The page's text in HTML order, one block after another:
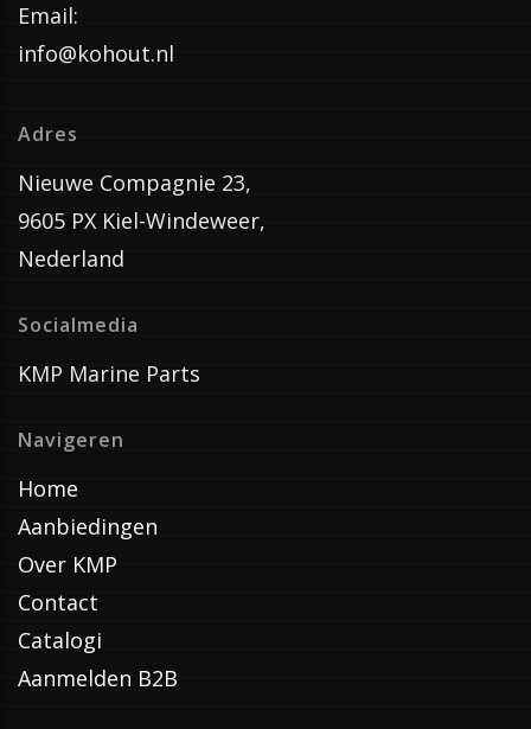
Email:
info@kohout.nl
Adres
Nieuwe Compagnie 23,
9605 PX Kiel-Windeweer,
Nederland
Socialmedia
KMP Marine Parts
Navigeren
Home
Aanbiedingen
Over KMP
Contact
Catalogi
Aanmelden B2B